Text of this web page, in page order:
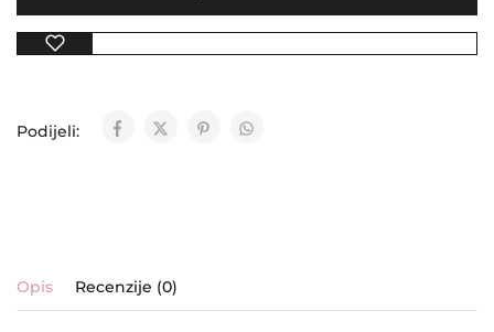
Podijeli:
Opis Recenzije (0)